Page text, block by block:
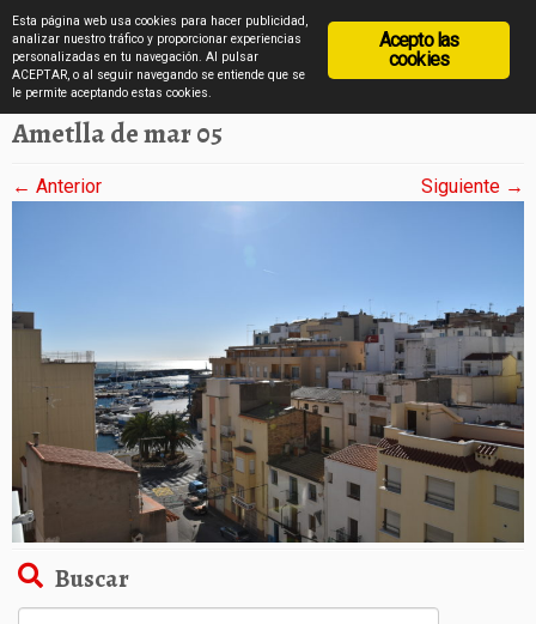
Saltar
al
diarioviajero.es
Inicio » Ametlla de mar en imágenes
Ametlla de mar 05
← Anterior Siguiente →
Buscar
Acepto las
cookies
Esta página web usa cookies para hacer publicidad,
analizar nuestro tráfico y proporcionar experiencias
personalizadas en tu navegación. Al pulsar
ACEPTAR, o al seguir navegando se entiende que se
le permite aceptando estas cookies.